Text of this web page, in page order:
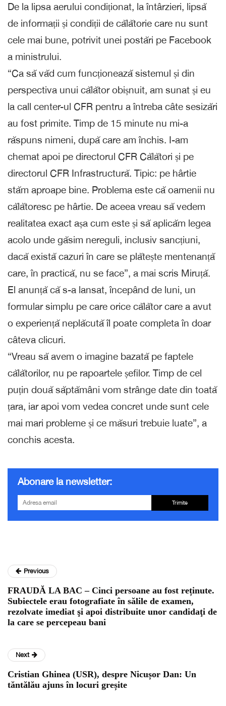
De la lipsa aerului condiționat, la întârzieri, lipsă
de informații și condiții de călătorie care nu sunt
cele mai bune, potrivit unei postări pe Facebook
a ministrului.
“Ca să văd cum funcționează sistemul și din
perspectiva unui călător obișnuit, am sunat și eu
la call center-ul CFR pentru a întreba câte sesizări
au fost primite. Timp de 15 minute nu mi-a
răspuns nimeni, după care am închis. I-am
chemat apoi pe directorul CFR Călători și pe
directorul CFR Infrastructură. Tipic: pe hârtie
stăm aproape bine. Problema este că oamenii nu
călătoresc pe hârtie. De aceea vreau să vedem
realitatea exact așa cum este și să aplicăm legea
acolo unde găsim nereguli, inclusiv sancțiuni,
dacă există cazuri în care se plătește mentenanță
care, în practică, nu se face”, a mai scris Miruță.
El anunță că s-a lansat, începând de luni, un
formular simplu pe care orice călător care a avut
o experiență neplăcută îl poate completa în doar
câteva clicuri.
“Vreau să avem o imagine bazată pe faptele
călătorilor, nu pe rapoartele șefilor. Timp de cel
puțin două săptămâni vom strânge date din toată
țara, iar apoi vom vedea concret unde sunt cele
mai mari probleme și ce măsuri trebuie luate”, a
conchis acesta.
Abonare la newsletter:
Trimite
Previous
FRAUDĂ LA BAC – Cinci persoane au fost reținute.
Subiectele erau fotografiate în sălile de examen,
rezolvate imediat şi apoi distribuite unor candidaţi de
la care se percepeau bani
Next
Cristian Ghinea (USR), despre Nicușor Dan: Un
tăntălău ajuns în locuri greșite